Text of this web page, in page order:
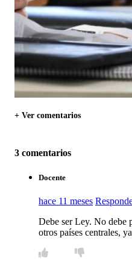
+ Ver comentarios
3 comentarios
Docente
hace 11 meses
Debe ser Ley. No debe
otros países centrales,